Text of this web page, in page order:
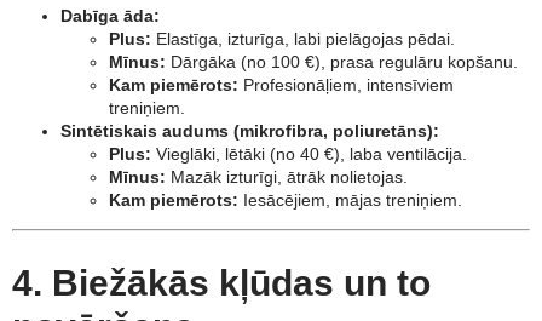
Dabīga āda:
Plus: Elastīga, izturīga, labi pielāgojas pēdai.
Mīnus: Dārgāka (no 100 €), prasa regulāru kopšanu.
Kam piemērots: Profesionāļiem, intensīviem
treniņiem.
Sintētiskais audums (mikrofibra, poliuretāns):
Plus: Vieglāki, lētāki (no 40 €), laba ventilācija.
Mīnus: Mazāk izturīgi, ātrāk nolietojas.
Kam piemērots: Iesācējiem, mājas treniņiem.
4. Biežākās kļūdas un to